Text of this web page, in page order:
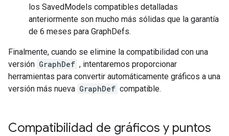
los SavedModels compatibles detalladas
anteriormente son mucho más sólidas que la garantía
de 6 meses para GraphDefs.
Finalmente, cuando se elimine la compatibilidad con una
versión GraphDef , intentaremos proporcionar
herramientas para convertir automáticamente gráficos a una
versión más nueva GraphDef compatible.
Compatibilidad de gráficos y puntos